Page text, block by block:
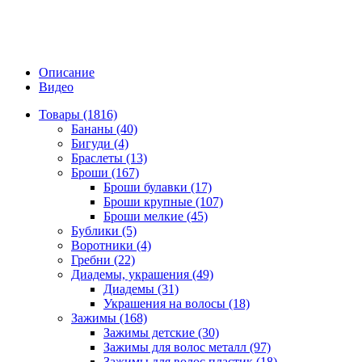
Описание
Видео
Товары (1816)
Бананы (40)
Бигуди (4)
Браслеты (13)
Броши (167)
Броши булавки (17)
Броши крупные (107)
Броши мелкие (45)
Бублики (5)
Воротники (4)
Гребни (22)
Диадемы, украшения (49)
Диадемы (31)
Украшения на волосы (18)
Зажимы (168)
Зажимы детские (30)
Зажимы для волос металл (97)